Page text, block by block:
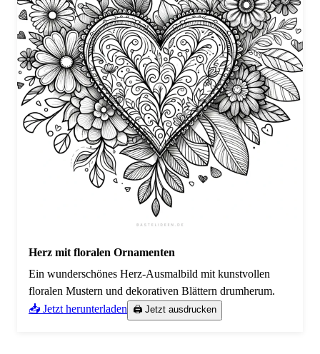
Herz mit floralen Ornamenten
Ein wunderschönes Herz-Ausmalbild mit kunstvollen
floralen Mustern und dekorativen Blättern drumherum.
📥 Jetzt herunterladen
🖨️ Jetzt ausdrucken